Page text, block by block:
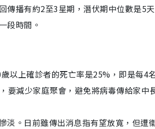
傳播有約2至3星期，潛伏期中位數是5
段時間。
以上確診者的死亡率是25%，即是每4
要減少家庭聚會，避免將病毒傳給家中
淡。日前雖傳出消息指有望放寬，但遭